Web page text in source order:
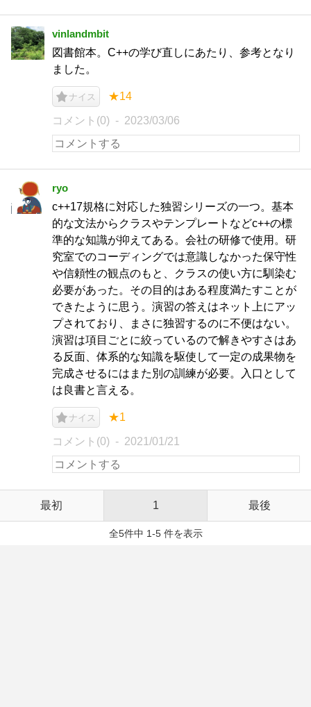
vinlandmbit
図書館本。C++の学び直しにあたり、参考となり
ました。
ナイス ★14
コメント(0) 2023/03/06
ryo
c++17規格に対応した独習シリーズの一つ。基本
的な文法からクラスやテンプレートなどc++の標
準的な知識が抑えてある。会社の研修で使用。研
究室でのコーディングでは意識しなかった保守性
や信頼性の観点のもと、クラスの使い方に馴染む
必要があった。その目的はある程度満たすことが
できたように思う。演習の答えはネット上にアッ
プされており、まさに独習するのに不便はない。
演習は項目ごとに絞っているので解きやすさはあ
る反面、体系的な知識を駆使して一定の成果物を
完成させるにはまた別の訓練が必要。入口として
は良書と言える。
ナイス ★1
コメント(0) 2021/01/21
最初 1 最後
全5件中 1-5 件を表示